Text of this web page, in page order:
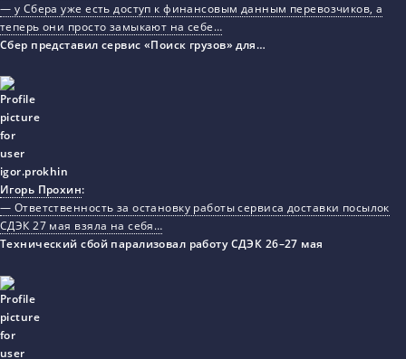
— у Сбера уже есть доступ к финансовым данным перевозчиков, а
теперь они просто замыкают на себе…
Сбер представил сервис «Поиск грузов» для…
Игорь Прохин:
— Ответственность за остановку работы сервиса доставки посылок
СДЭК 27 мая взяла на себя…
Технический сбой парализовал работу СДЭК 26–27 мая